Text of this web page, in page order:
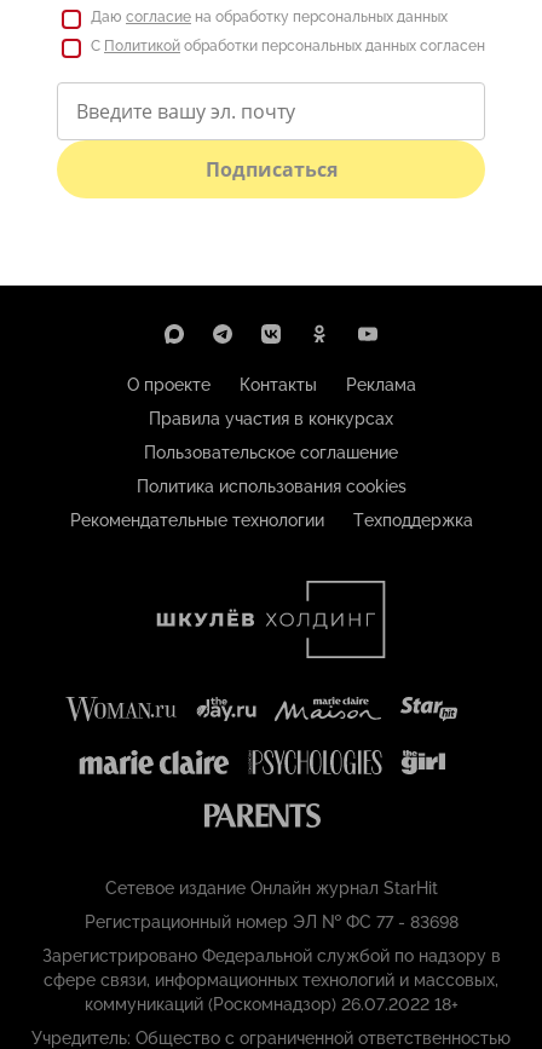
Даю согласие на обработку персональных данных
С Политикой обработки персональных данных согласен
Подписаться
О проекте Контакты
Реклама
Правила участия в конкурсах
Пользовательское соглашение
Политика использования cookies
Рекомендательные технологии
Техподдержка
Сетевое издание Онлайн журнал StarHit
Регистрационный номер ЭЛ № ФС 77 - 83698
Зарегистрировано Федеральной службой по надзору в
сфере связи, информационных технологий и массовых,
коммуникаций (Роскомнадзор) 26.07.2022 18+
Учредитель: Общество с ограниченной ответственностью